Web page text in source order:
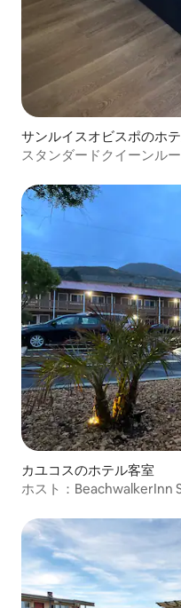
サンルイスオビスポのホ
スタンダードクイーンルー
カユコスのホテル客室
ホスト：BeachwalkerInn